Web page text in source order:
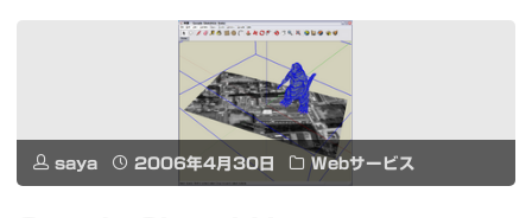
saya 2006年4月30日 Webサービス